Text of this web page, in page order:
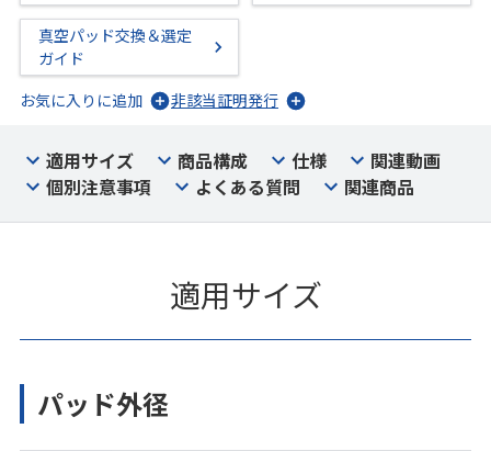
真空パッド交換＆選定
ガイド
お気に入りに追加
非該当証明発行
適用サイズ 商品構成 仕様
関連動画
個別注意事項
よくある質問 関連商品
適用サイズ
パッド外径